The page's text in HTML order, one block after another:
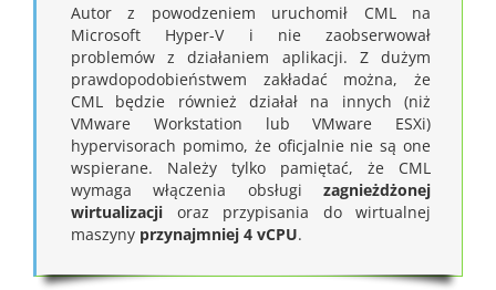
Autor z powodzeniem uruchomił CML na
Microsoft Hyper-V i nie zaobserwował
problemów z działaniem aplikacji. Z dużym
prawdopodobieństwem zakładać można, że
CML będzie również działał na innych (niż
VMware Workstation lub VMware ESXi)
hypervisorach pomimo, że oficjalnie nie są one
wspierane. Należy tylko pamiętać, że CML
wymaga włączenia obsługi zagnieżdżonej
wirtualizacji oraz przypisania do wirtualnej
maszyny przynajmniej 4 vCPU.